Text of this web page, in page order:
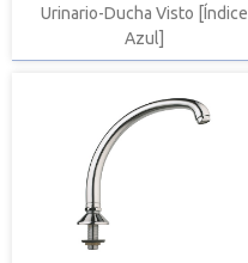
Urinario-Ducha Visto [Índice
Azul]